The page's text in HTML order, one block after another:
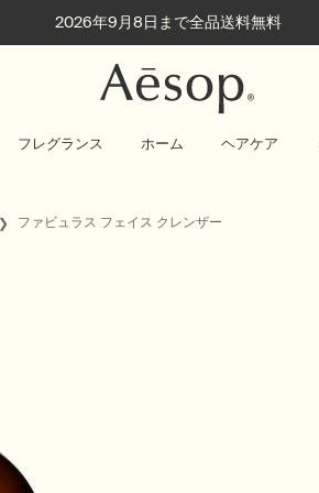
2026年9月8日まで全品送料無料
フレグランス ホーム ヘアケア
ファビュラス フェイス クレンザー